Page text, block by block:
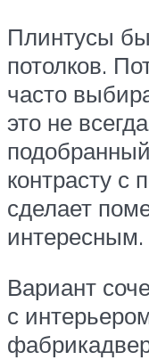
Плинтусы
потолков.
часто
это не
контрасту с
сделает
интересным.
Вариант
с